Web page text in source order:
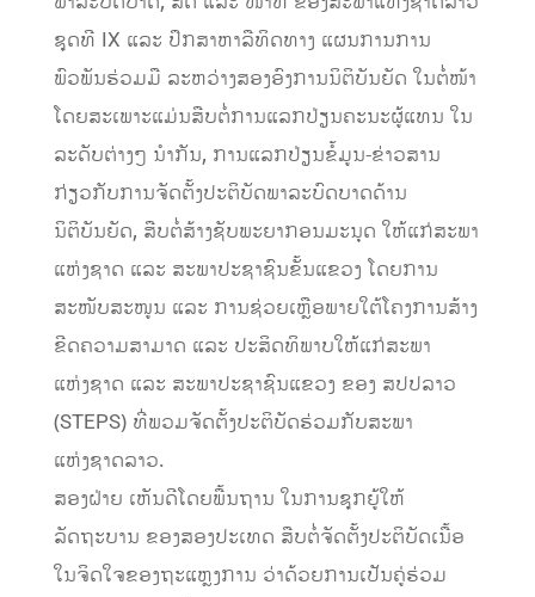
ຊຸດທີ IX ແລະ ປຶກສາຫາລືທິດທາງ ແຜນການການ
ພົວພັນຮ່ວມມື ລະຫວ່າງສອງອົງການນິຕິບັນຍັດ ໃນຕໍ່ໜ້າ
ໂດຍສະເພາະແມ່ນສືບຕໍ່ການແລກປ່ຽນຄະນະຜູ້ແທນ ໃນ
ລະດັບຕ່າງໆ ນໍາກັນ, ການແລກປ່ຽນຂໍ້ມູນ-ຂ່າວສານ
ກ່ຽວກັບການຈັດຕັ້ງປະຕິບັດພາລະບົດບາດດ້ານ
ນິຕິບັນຍັດ, ສືບຕໍ່ສ້າງຊັບພະຍາກອນມະນຸດ ໃຫ້ແກ່ສະພາ
ແຫ່ງຊາດ ແລະ ສະພາປະຊາຊົນຂັ້ນແຂວງ ໂດຍການ
ສະໜັບສະໜູນ ແລະ ການຊ່ວຍເຫຼືອພາຍໃຕ້ໂຄງການສ້າງ
ຂີດຄວາມສາມາດ ແລະ ປະສິດທິພາບໃຫ້ແກ່ສະພາ
ແຫ່ງຊາດ ແລະ ສະພາປະຊາຊົນແຂວງ ຂອງ ສປປລາວ
(STEPS) ທີ່ພວມຈັດຕັ້ງປະຕິບັດຮ່ວມກັບສະພາ
ແຫ່ງຊາດລາວ.
ສອງຝ່າຍ ເຫັນດີໂດຍພື້ນຖານ ໃນການຊຸກຍູ້ໃຫ້
ລັດຖະບານ ຂອງສອງປະເທດ ສືບຕໍ່ຈັດຕັ້ງປະຕິບັດເນື້ອ
ໃນຈິດໃຈຂອງຖະແຫຼງການ ວ່າດ້ວຍການເປັນຄູ່ຮ່ວມ